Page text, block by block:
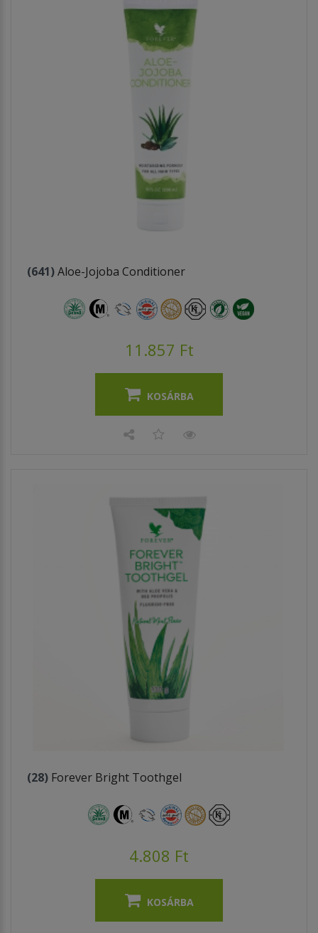
(641)Aloe-Jojoba Conditioner
11.857 Ft
KOSÁRBA
(28) Forever Bright Toothgel
4.808 Ft
KOSÁRBA